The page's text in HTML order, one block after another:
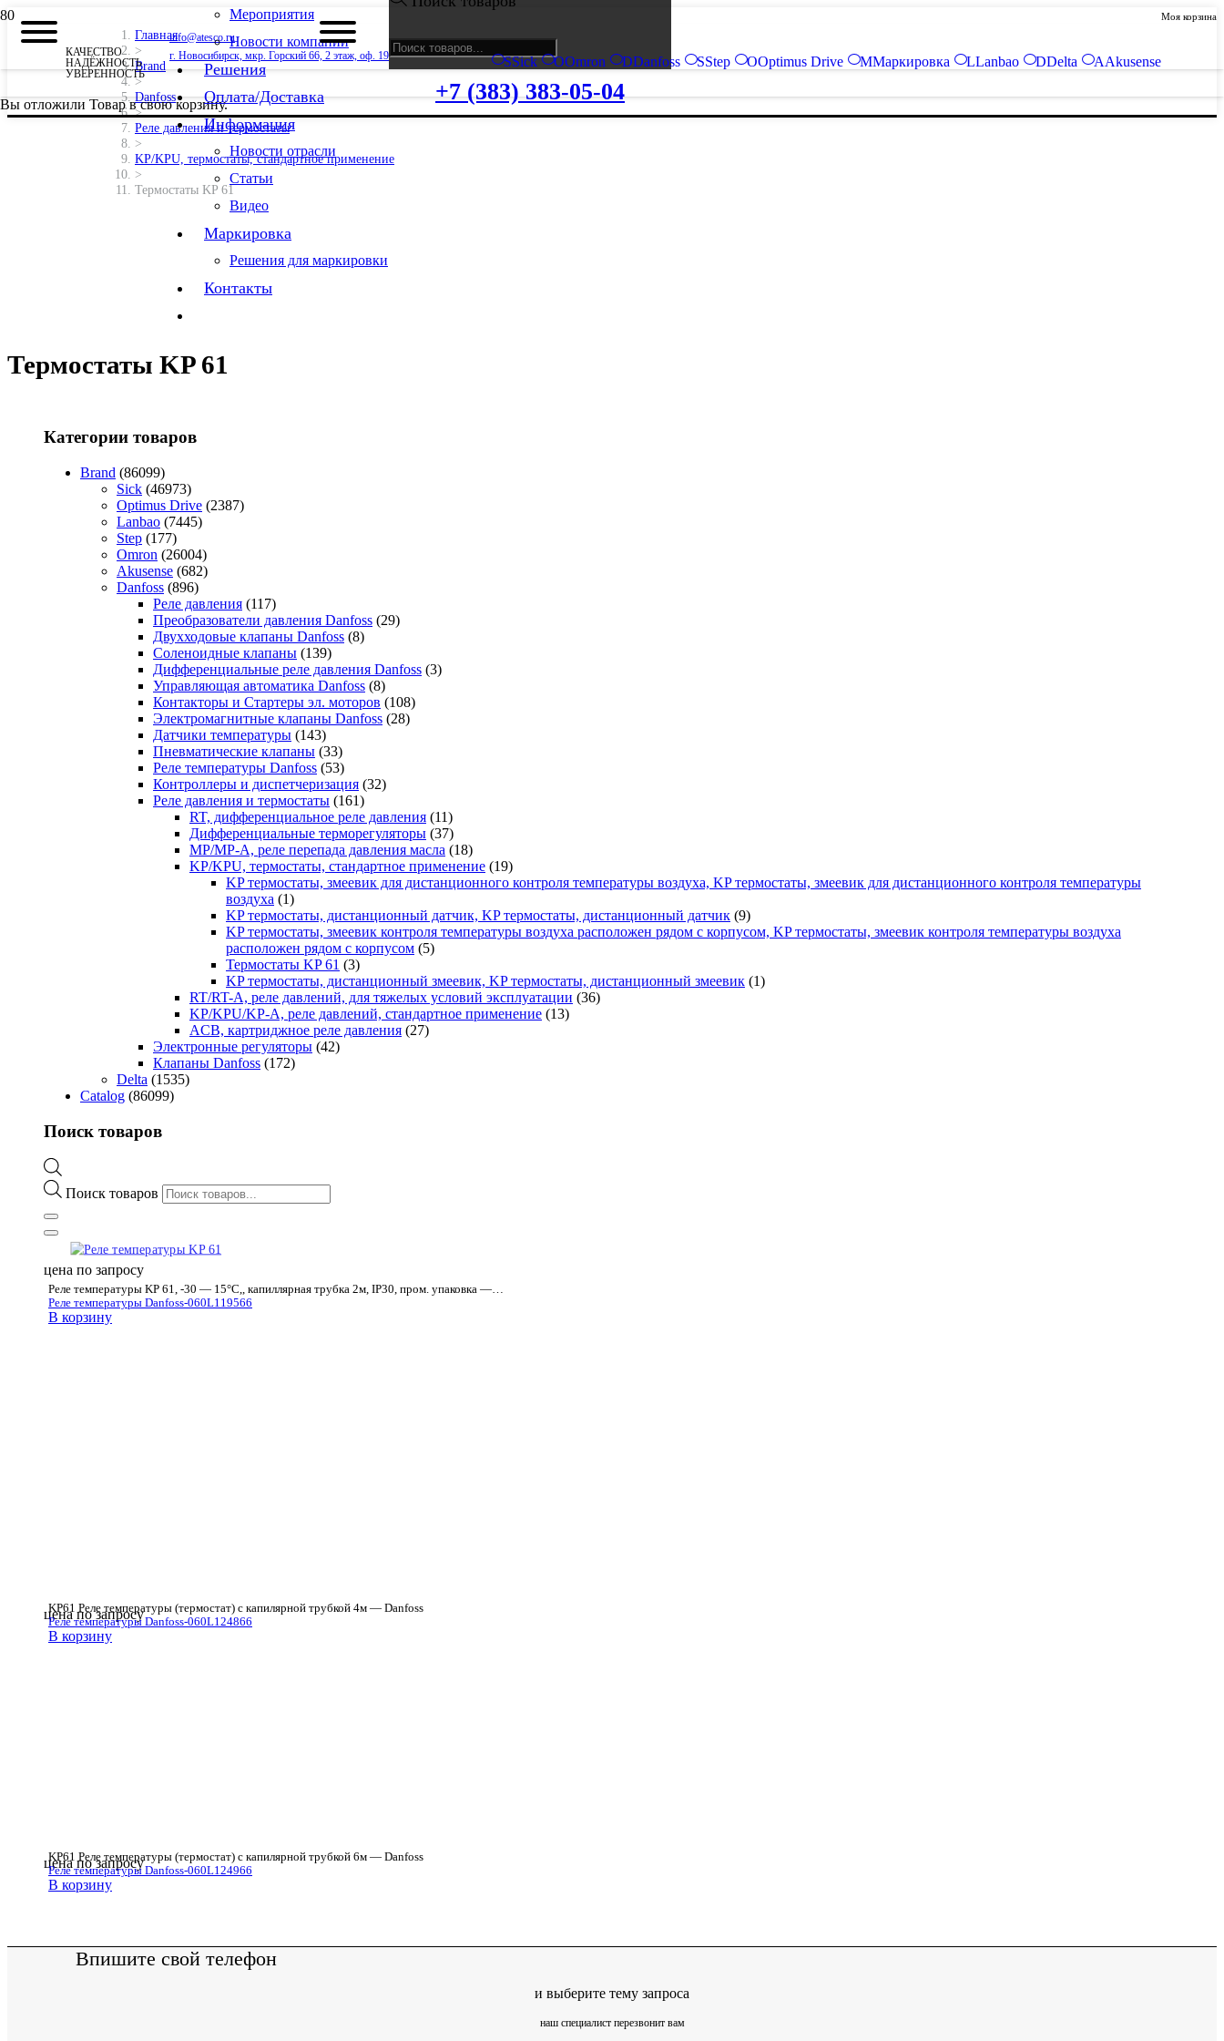
SSick OOmron DDanfoss SStep OOptimus Drive ММаркировка LLanbao DDelta AAkusense
Моя корзина
КАЧЕСТВО
НАДЁЖНОСТЬ
УВЕРЕННОСТЬ
info@atesco.ru
г. Новосибирск, мкр. Горский 66, 2 этаж, оф. 19
+7 (383) 383-05-04
Мероприятия
Новости компании
Решения
Оплата/Доставка
Информация
Новости отрасли
Статьи
Видео
Маркировка
Решения для маркировки
Контакты
Вы отложили Товарв свою корзину.
Главная
>
Brand
>
Danfoss
>
Реле давления и термостаты
>
KP/KPU, термостаты, стандартное применение
>
Термостаты KP 61
Термостаты KP 61
Категории товаров
Brand (86099)
Sick (46973)
Optimus Drive (2387)
Lanbao (7445)
Step (177)
Omron (26004)
Akusense (682)
Danfoss (896)
Реле давления (117)
Преобразователи давления Danfoss (29)
Двухходовые клапаны Danfoss (8)
Соленоидные клапаны (139)
Дифференциальные реле давления Danfoss (3)
Управляющая автоматика Danfoss (8)
Контакторы и Стартеры эл. моторов (108)
Электромагнитные клапаны Danfoss (28)
Датчики температуры (143)
Пневматические клапаны (33)
Реле температуры Danfoss (53)
Контроллеры и диспетчеризация (32)
Реле давления и термостаты (161)
RT, дифференциальное реле давления (11)
Дифференциальные терморегуляторы (37)
MP/MP-A, реле перепада давления масла (18)
KP/KPU, термостаты, стандартное применение (19)
KP термостаты, змеевик для дистанционного контроля температуры воздуха, KP термостаты, змеевик для дистанционного контроля температуры
воздуха (1)
KP термостаты, дистанционный датчик, KP термостаты, дистанционный датчик (9)
KP термостаты, змеевик контроля температуры воздуха расположен рядом с корпусом, KP термостаты, змеевик контроля температуры воздуха
расположен рядом с корпусом (5)
Термостаты KP 61 (3)
KP термостаты, дистанционный змеевик, KP термостаты, дистанционный змеевик (1)
RT/RT-A, реле давлений, для тяжелых условий эксплуатации (36)
KP/KPU/KP-A, реле давлений, стандартное применение (13)
ACB, картриджное реле давления (27)
Электронные регуляторы (42)
Клапаны Danfoss (172)
Delta (1535)
Catalog (86099)
Поиск товаров
Поиск товаров
цена по запросу
Реле температуры KP 61, -30 — 15°C,, капиллярная трубка 2м, IP30, пром. упаковка —…
Реле температуры Danfoss-060L119566
В корзину
цена по запросу
KP61 Реле температуры (термостат) с капилярной трубкой 4м — Danfoss
Реле температуры Danfoss-060L124866
В корзину
цена по запросу
KP61 Реле температуры (термостат) с капилярной трубкой 6м — Danfoss
Реле температуры Danfoss-060L124966
В корзину
Впишите свой телефон
и выберите тему запроса
наш специалист перезвонит вам